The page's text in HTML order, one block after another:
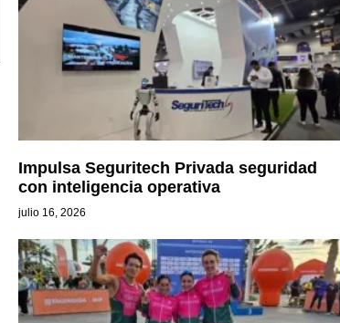
Impulsa Seguritech Privada seguridad
con inteligencia operativa
julio 16, 2026